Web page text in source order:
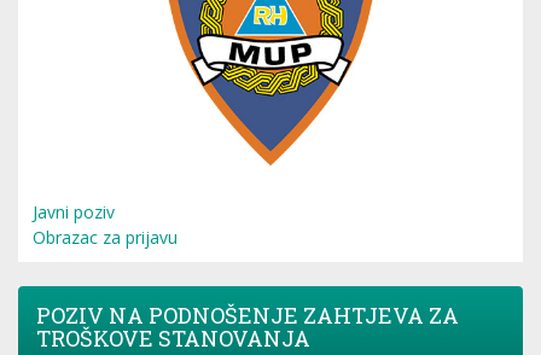
Javni poziv
Obrazac za prijavu
POZIV NA PODNOŠENJE ZAHTJEVA ZA
TROŠKOVE STANOVANJA